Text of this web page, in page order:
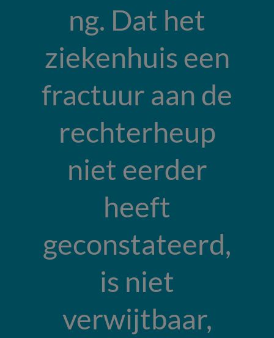
ng. Dat het
ziekenhuis een
fractuur aan de
rechterheup
niet eerder
heeft
geconstateerd,
is niet
verwijtbaar,